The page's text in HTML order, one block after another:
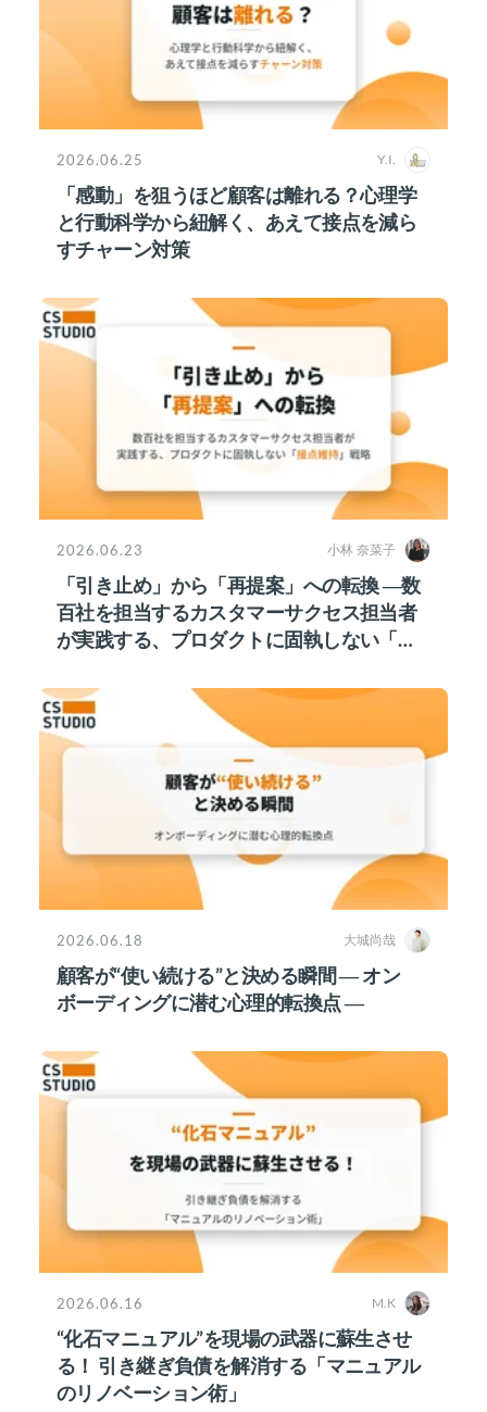
2026.06.25 Y.I.
「感動」を狙うほど顧客は離れる？心理学
と行動科学から紐解く、あえて接点を減ら
すチャーン対策
2026.06.23 小林 奈菜子
「引き止め」から「再提案」への転換 ―数
百社を担当するカスタマーサクセス担当者
が実践する、プロダクトに固執しない「接
2026.06.18 大城尚哉
顧客が“使い続ける”と決める瞬間 ― オン
ボーディングに潜む心理的転換点 ―
2026.06.16 M.K
“化石マニュアル”を現場の武器に蘇生させ
る！ 引き継ぎ負債を解消する「マニュアル
のリノベーション術」